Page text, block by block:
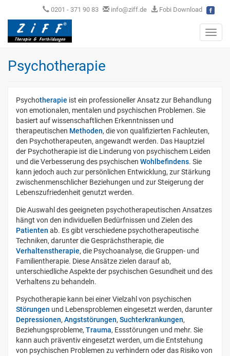
0201 - 371 90 83 info@ziff.de Fobi Download
Psychotherapie
Psychotherapie ist ein professioneller Ansatz zur Behandlung
von emotionalen, mentalen und psychischen Problemen. Sie
basiert auf wissenschaftlichen Erkenntnissen und
therapeutischen Methoden, die von qualifizierten Fachleuten,
den Psychotherapeuten, angewandt werden. Das Hauptziel
der Psychotherapie ist die Linderung von psychischem Leiden
und die Verbesserung des psychischen Wohlbefindens. Sie
kann jedoch auch zur persönlichen Entwicklung, zur Stärkung
zwischenmenschlicher Beziehungen und zur Steigerung der
Lebenszufriedenheit genutzt werden.
Die Auswahl des geeigneten psychotherapeutischen Ansatzes
hängt von den individuellen Bedürfnissen und Zielen des
Patienten ab. Es gibt verschiedene psychotherapeutische
Techniken, darunter die Gesprächstherapie, die
Verhaltenstherapie, die Psychoanalyse, die Gruppen- und
Familientherapie. Diese Ansätze zielen darauf ab,
unterschiedliche Aspekte der psychischen Gesundheit und des
Verhaltens zu behandeln.
Psychotherapie kann bei einer Vielzahl von psychischen
Störungen und Lebensproblemen eingesetzt werden, darunter
Depressionen, Angststörungen, Suchterkrankungen,
Beziehungsprobleme, Trauma, Essstörungen und mehr. Sie
kann auch präventiv eingesetzt werden, um die Entstehung
von psychischen Problemen zu verhindern oder das Risiko von